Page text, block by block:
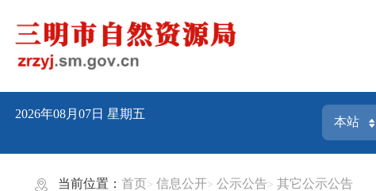
2026年08月07日星期五
当前位置：首页 信息公开 公示公告 其它公示公告